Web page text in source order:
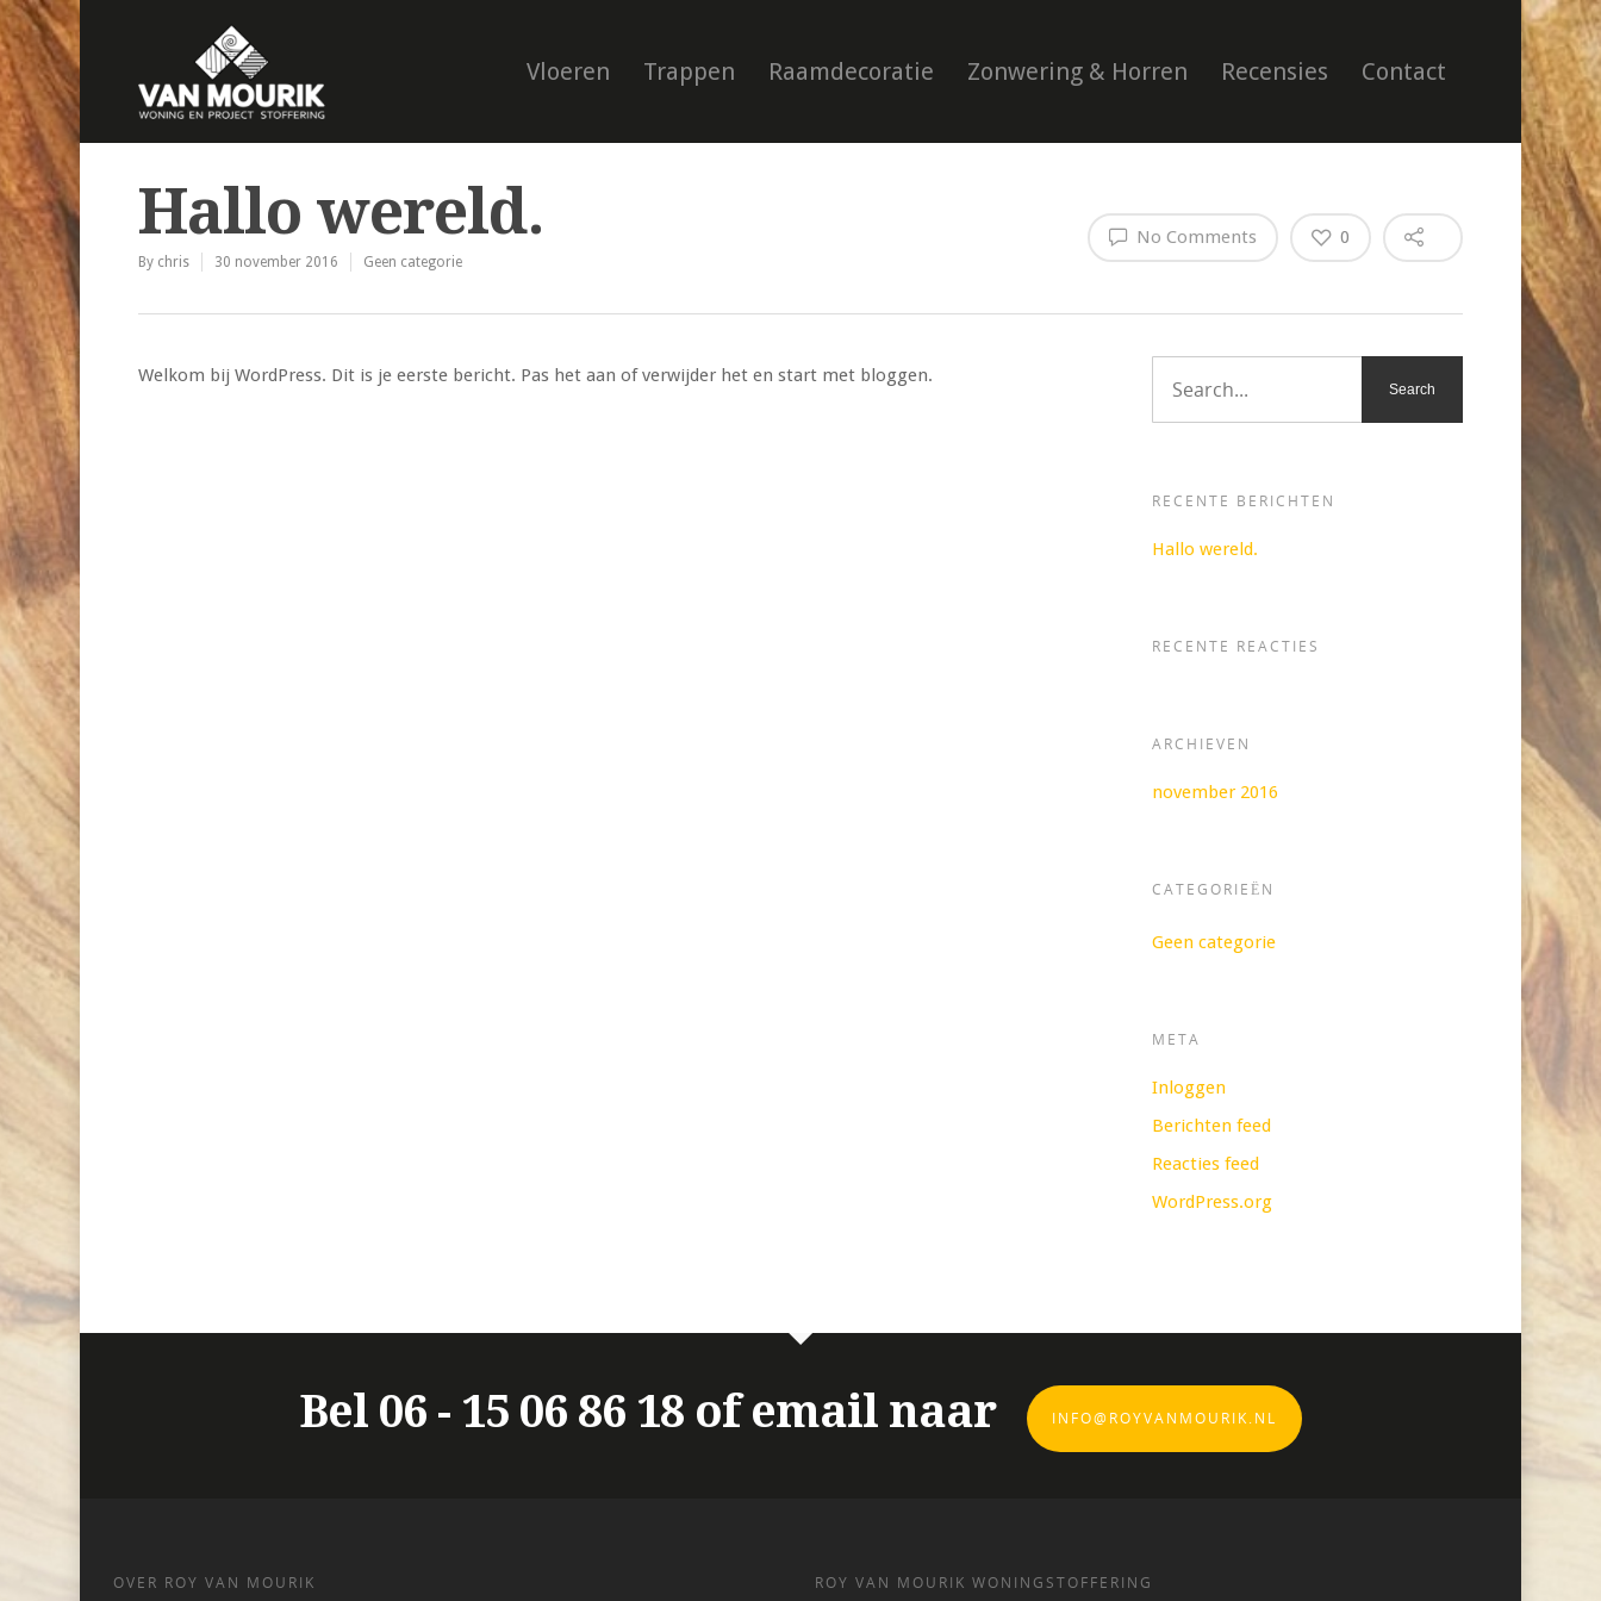
Vloeren Trappen Raamdecoratie Zonwering & Horren Recensies Contact
Hallo wereld.
By chris 30 november 2016 Geen categorie
No Comments 0
Welkom bij WordPress. Dit is je eerste bericht. Pas het aan of verwijder het en start met bloggen.
RECENTE BERICHTEN
Hallo wereld.
RECENTE REACTIES
ARCHIEVEN
november 2016
CATEGORIEËN
Geen categorie
META
Inloggen
Berichten feed
Reacties feed
WordPress.org
Bel 06 - 15 06 86 18 of email naar INFO@ROYVANMOURIK.NL
OVER ROY VAN MOURIK ROY VAN MOURIK WONINGSTOFFERING